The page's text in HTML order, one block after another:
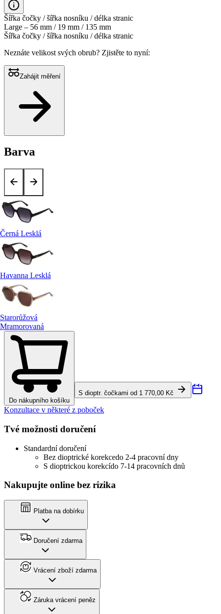
Šířka čočky / šířka nosníku / délka stranic
Large – 56 mm / 19 mm / 135 mm
Šířka čočky / šířka nosníku / délka stranic
Neznáte velikost svých obrub? Zjistěte to nyní:
Zahájit měření
Barva
Černá Lesklá
Havanna Lesklá
Starorůžová
Mramorovaná
Do nákupního košíku
S dioptr. čočkami od 1 770,00 Kč
Konzultace v některé z poboček
Tvé možnosti doručení
Standardní doručení
Bez dioptrické korekcedo 2-4 pracovní dny
S dioptrickou korekcído 7-14 pracovních dnů
Nakupujte online bez rizika
Platba na dobírku
Doručení zdarma
Vrácení zboží zdarma
Záruka vrácení peněz